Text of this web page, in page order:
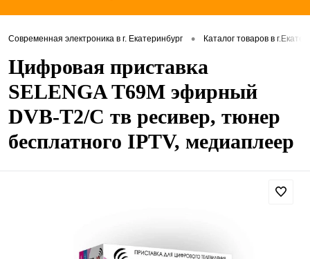
Современная электроника в г. Екатеринбург • Каталог товаров в
Цифровая приставка
SELENGA T69M эфирный
DVB-T2/C тв ресивер, тюнер
бесплатного IPTV, медиаплеер